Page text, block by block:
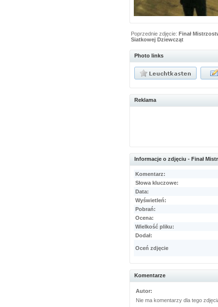
Poprzednie zdjęcie:Finał
Siatkowej Dziewcząt
Photo links
Reklama
Informacje o zdjęciu - Finał
Komentarz:
Słowa kluczowe:
Data:
Wyświetleń:
Pobrań:
Ocena:
Wielkość pliku:
Dodał:
Oceń zdjęcie
Komentarze
Autor:
Nie ma komentarzy dla tego